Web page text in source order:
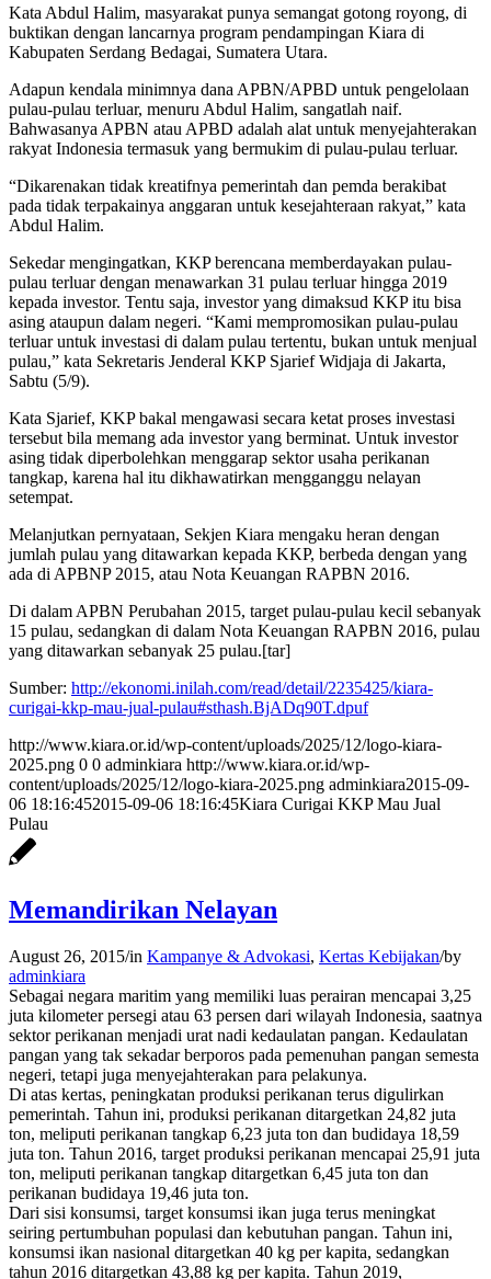
Kata Abdul Halim, masyarakat punya semangat gotong royong, di
buktikan dengan lancarnya program pendampingan Kiara di
Kabupaten Serdang Bedagai, Sumatera Utara.
Adapun kendala minimnya dana APBN/APBD untuk pengelolaan
pulau-pulau terluar, menuru Abdul Halim, sangatlah naif.
Bahwasanya APBN atau APBD adalah alat untuk menyejahterakan
rakyat Indonesia termasuk yang bermukim di pulau-pulau terluar.
“Dikarenakan tidak kreatifnya pemerintah dan pemda berakibat
pada tidak terpakainya anggaran untuk kesejahteraan rakyat,” kata
Abdul Halim.
Sekedar mengingatkan, KKP berencana memberdayakan pulau-
pulau terluar dengan menawarkan 31 pulau terluar hingga 2019
kepada investor. Tentu saja, investor yang dimaksud KKP itu bisa
asing ataupun dalam negeri. “Kami mempromosikan pulau-pulau
terluar untuk investasi di dalam pulau tertentu, bukan untuk menjual
pulau,” kata Sekretaris Jenderal KKP Sjarief Widjaja di Jakarta,
Sabtu (5/9).
Kata Sjarief, KKP bakal mengawasi secara ketat proses investasi
tersebut bila memang ada investor yang berminat. Untuk investor
asing tidak diperbolehkan menggarap sektor usaha perikanan
tangkap, karena hal itu dikhawatirkan mengganggu nelayan
setempat.
Melanjutkan pernyataan, Sekjen Kiara mengaku heran dengan
jumlah pulau yang ditawarkan kepada KKP, berbeda dengan yang
ada di APBNP 2015, atau Nota Keuangan RAPBN 2016.
Di dalam APBN Perubahan 2015, target pulau-pulau kecil sebanyak
15 pulau, sedangkan di dalam Nota Keuangan RAPBN 2016, pulau
yang ditawarkan sebanyak 25 pulau.[tar]
Sumber: http://ekonomi.inilah.com/read/detail/2235425/kiara-
curigai-kkp-mau-jual-pulau#sthash.BjADq90T.dpuf
http://www.kiara.or.id/wp-content/uploads/2025/12/logo-kiara-
2025.png 0 0 adminkiara http://www.kiara.or.id/wp-
content/uploads/2025/12/logo-kiara-2025.png adminkiara2015-09-
06 18:16:452015-09-06 18:16:45Kiara Curigai KKP Mau Jual
Pulau
Memandirikan Nelayan
August 26, 2015/in Kampanye & Advokasi, Kertas Kebijakan/by
adminkiara
Sebagai negara maritim yang memiliki luas perairan mencapai 3,25
juta kilometer persegi atau 63 persen dari wilayah Indonesia, saatnya
sektor perikanan menjadi urat nadi kedaulatan pangan. Kedaulatan
pangan yang tak sekadar berporos pada pemenuhan pangan semesta
negeri, tetapi juga menyejahterakan para pelakunya.
Di atas kertas, peningkatan produksi perikanan terus digulirkan
pemerintah. Tahun ini, produksi perikanan ditargetkan 24,82 juta
ton, meliputi perikanan tangkap 6,23 juta ton dan budidaya 18,59
juta ton. Tahun 2016, target produksi perikanan mencapai 25,91 juta
ton, meliputi perikanan tangkap ditargetkan 6,45 juta ton dan
perikanan budidaya 19,46 juta ton.
Dari sisi konsumsi, target konsumsi ikan juga terus meningkat
seiring pertumbuhan populasi dan kebutuhan pangan. Tahun ini,
konsumsi ikan nasional ditargetkan 40 kg per kapita, sedangkan
tahun 2016 ditargetkan 43,88 kg per kapita. Tahun 2019,